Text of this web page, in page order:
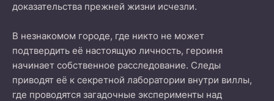
доказательства прежней жизни исчезли.
В незнакомом городе, где никто не может
подтвердить её настоящую личность, героиня
начинает собственное расследование. Следы
приводят её к секретной лаборатории внутри виллы,
где проводятся загадочные эксперименты над